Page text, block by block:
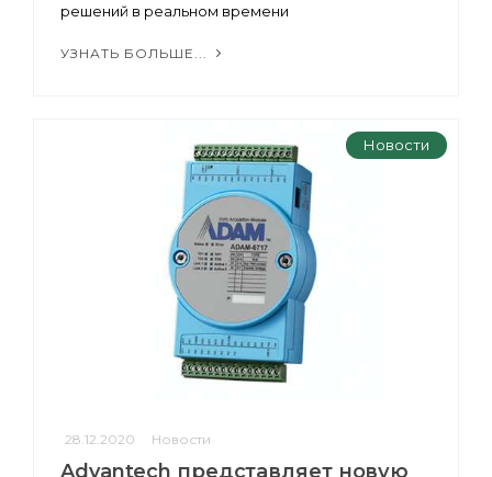
решений в реальном времени
УЗНАТЬ БОЛЬШЕ...
Новости
28.12.2020 Новости
Advantech представляет новую